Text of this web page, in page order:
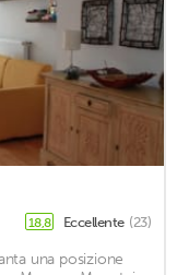
18,8 Eccellente (23)
una posizione